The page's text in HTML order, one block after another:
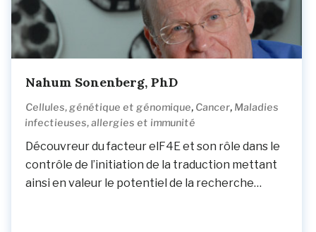
Nahum Sonenberg, PhD
Cellules, génétique et génomique,Cancer,Maladies
infectieuses, allergies et immunité
Découvreur du facteur elF4E et son rôle dans le
contrôle de l’initiation de la traduction mettant
ainsi en valeur le potentiel de la recherche…